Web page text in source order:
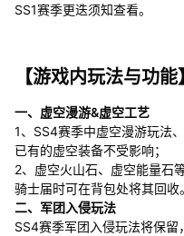
SS1赛季更迭须知查看。
【游戏内玩法与功能】
一、虚空漫游&虚空工艺
1、SS4赛季中虚空漫游玩法
已有的虚空装备不受影响；
2、虚空火山石、虚空能量石
骑士届时可在背包处将其回收。
二、军团入侵玩法
SS4赛季军团入侵玩法将保